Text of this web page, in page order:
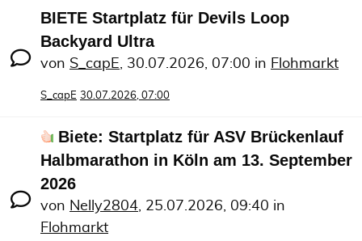
BIETE Startplatz für Devils Loop
Backyard Ultra
von S_capE, 30.07.2026, 07:00 in Flohmarkt
S_capE 30.07.2026, 07:00
Biete: Startplatz für ASV Brückenlauf
Halbmarathon in Köln am 13. September
2026
von Nelly2804, 25.07.2026, 09:40 in
Flohmarkt